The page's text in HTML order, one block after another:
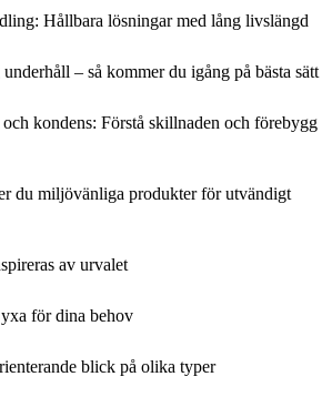
Hållbara lösningar med lång livslängd
– så kommer du igång på bästa sätt
kondens: Förstå skillnaden och förebygg
du miljövänliga produkter för utvändigt
av urvalet
för dina behov
blick på olika typer